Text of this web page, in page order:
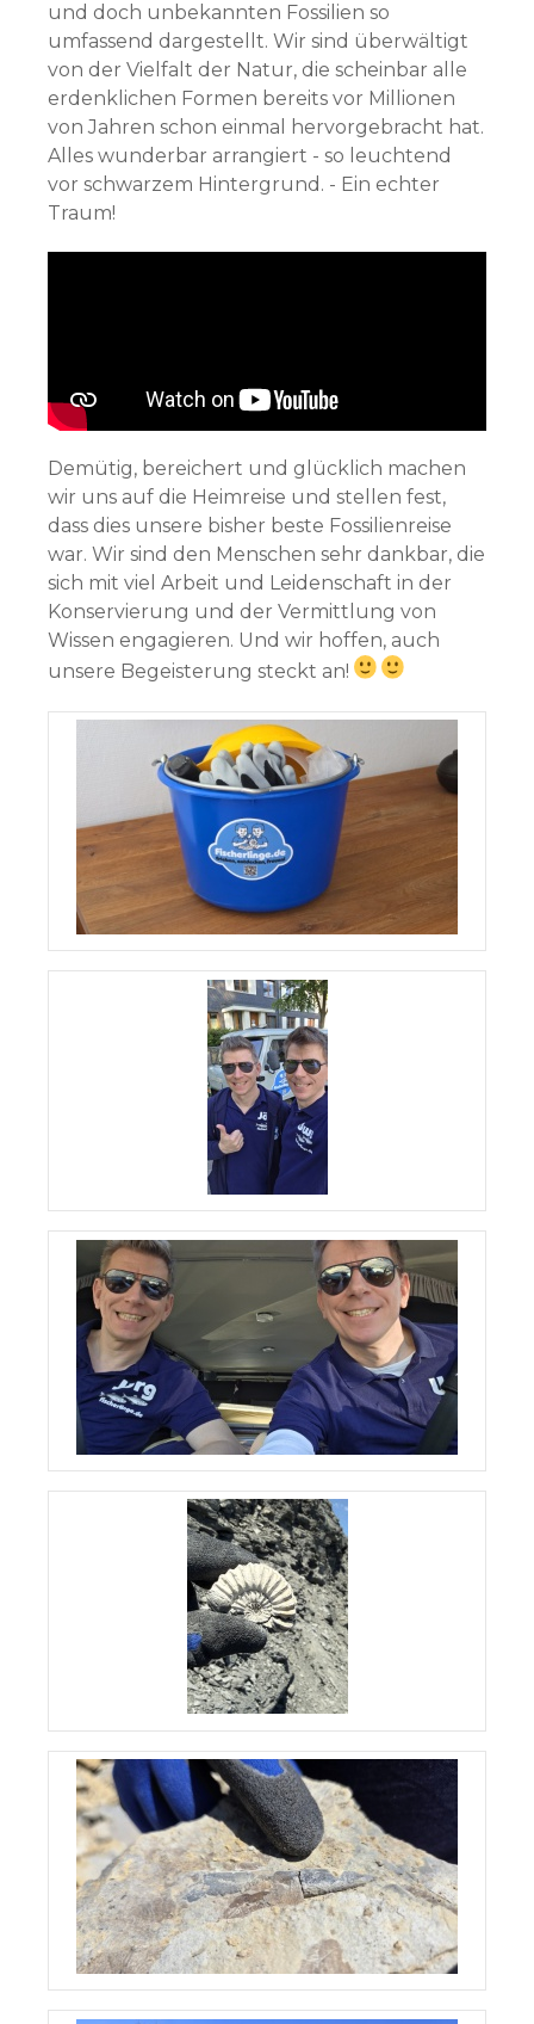
und doch unbekannten Fossilien so
umfassend dargestellt. Wir sind überwältigt
von der Vielfalt der Natur, die scheinbar alle
erdenklichen Formen bereits vor Millionen
von Jahren schon einmal hervorgebracht hat.
Alles wunderbar arrangiert - so leuchtend
vor schwarzem Hintergrund. - Ein echter
Traum!
Demütig, bereichert und glücklich machen
wir uns auf die Heimreise und stellen fest,
dass dies unsere bisher beste Fossilienreise
war. Wir sind den Menschen sehr dankbar, die
sich mit viel Arbeit und Leidenschaft in der
Konservierung und der Vermittlung von
Wissen engagieren. Und wir hoffen, auch
unsere Begeisterung steckt an!